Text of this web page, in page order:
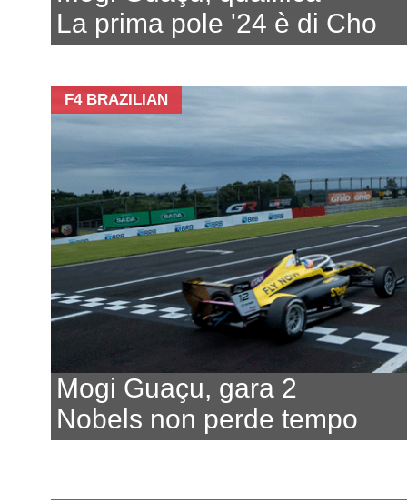
La prima pole '24 è di Cho
F4 BRAZILIAN
Mogi Guaçu, gara 2
Nobels non perde tempo